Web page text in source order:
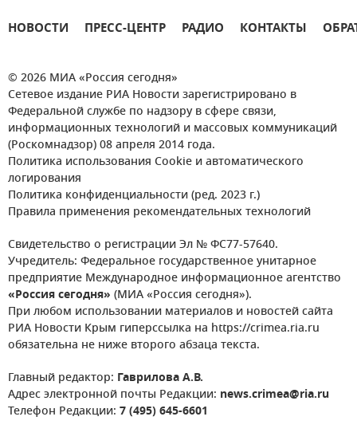
НОВОСТИ ПРЕСС-ЦЕНТР РАДИО КОНТАКТЫ
© 2026 МИА «Россия сегодня»
Сетевое издание РИА Новости зарегистрировано в
Федеральной службе по надзору в сфере связи,
информационных технологий и массовых коммуникаций
(Роскомнадзор) 08 апреля 2014 года.
Политика использования Cookie и автоматического
логирования
Политика конфиденциальности (ред. 2023 г.)
Правила применения рекомендательных технологий
Свидетельство о регистрации Эл № ФС77-57640.
Учредитель: Федеральное государственное унитарное
предприятие Международное информационное агентство
«Россия сегодня» (МИА «Россия сегодня»).
При любом использовании материалов и новостей сайта
РИА Новости Крым гиперссылка на https://crimea.ria.ru
обязательна не ниже второго абзаца текста.
Главный редактор: Гаврилова А.В.
Адрес электронной почты Редакции: news.crimea@ria.ru
Телефон Редакции: 7 (495) 645-6601